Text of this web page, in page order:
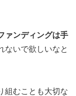
ァンディングは手
ないで欲しいなと
組むことも大切な